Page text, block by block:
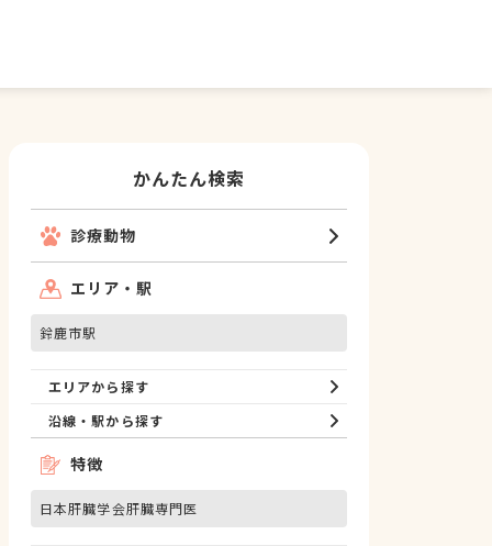
かんたん検索
診療動物
エリア・駅
鈴鹿市駅
エリアから探す
沿線・駅から探す
特徴
日本肝臓学会肝臓専門医